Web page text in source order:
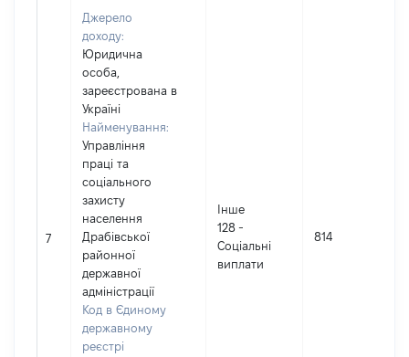
7
Джерело
доходу:
Юридична
особа,
зареєстрована в
Україні
Найменування:
Управлiння
працi та
соцiального
захисту
населення
Драбiвської
районної
державної
адміністрації
Код в Єдиному
державному
реєстрі
Інше
128 -
Соцiальнi
виплати
814